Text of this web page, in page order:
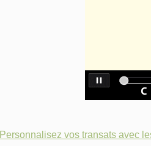
Personnalisez vos transats avec